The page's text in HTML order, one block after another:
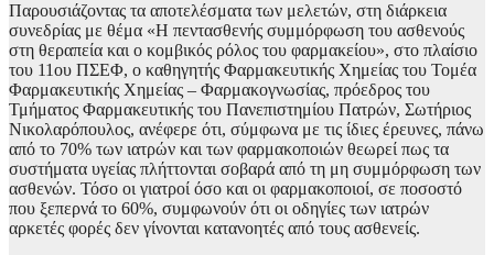
Παρουσιάζοντας τα αποτελέσματα των μελετών, στη διάρκεια
συνεδρίας με θέμα «Η πεντασθενής συμμόρφωση του ασθενούς
στη θεραπεία και ο κομβικός ρόλος του φαρμακείου», στο πλαίσιο
του 11ου ΠΣΕΦ, ο καθηγητής Φαρμακευτικής Χημείας του Τομέα
Φαρμακευτικής Χημείας – Φαρμακογνωσίας, πρόεδρος του
Τμήματος Φαρμακευτικής του Πανεπιστημίου Πατρών, Σωτήριος
Νικολαρόπουλος, ανέφερε ότι, σύμφωνα με τις ίδιες έρευνες, πάνω
από το 70% των ιατρών και των φαρμακοποιών θεωρεί πως τα
συστήματα υγείας πλήττονται σοβαρά από τη μη συμμόρφωση των
ασθενών. Τόσο οι γιατροί όσο και οι φαρμακοποιοί, σε ποσοστό
που ξεπερνά το 60%, συμφωνούν ότι οι οδηγίες των ιατρών
αρκετές φορές δεν γίνονται κατανοητές από τους ασθενείς.